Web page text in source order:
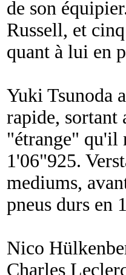
de son
Russell, et
quant à lui en
Yuki Tsunoda
rapide, sortant
"étrange" qu'il
1'06"925.
mediums,
pneus durs en
Nico
Charles